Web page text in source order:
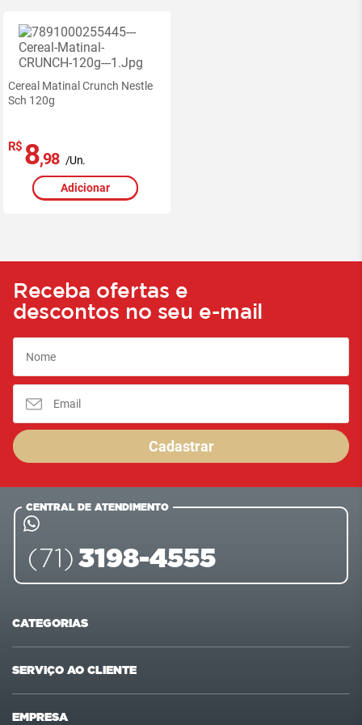
Cereal Matinal Crunch Nestle
Sch 120g
R$ 8,98 /Un.
Adicionar
Receba ofertas e
descontos no seu e-mail
Cadastrar
CENTRAL DE ATENDIMENTO
(71) 3198-4555
CATEGORIAS
Carnes
Pet Shop
SERVIÇO AO CLIENTE
EMPRESA